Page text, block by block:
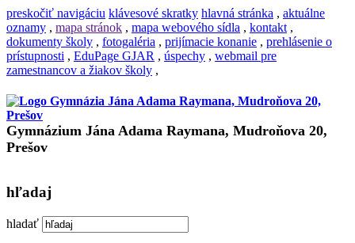
preskočiť navigáciu klávesové skratky hlavná stránka , aktuálne
oznamy , mapa stránok , mapa webového sídla , kontakt ,
dokumenty školy , fotogaléria , prijímacie konanie , prehlásenie o
prístupnosti , EduPage GJAR , úspechy , webmail pre
zamestnancov a žiakov školy ,
Gymnázium Jána Adama Raymana, Mudroňova 20,
Prešov
hľadaj
hladať